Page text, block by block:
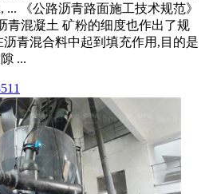
《公路沥青路面施工技术规范》
青混凝土 矿粉的细度也作出了规
青混合料中起到填充作用,目的是
...